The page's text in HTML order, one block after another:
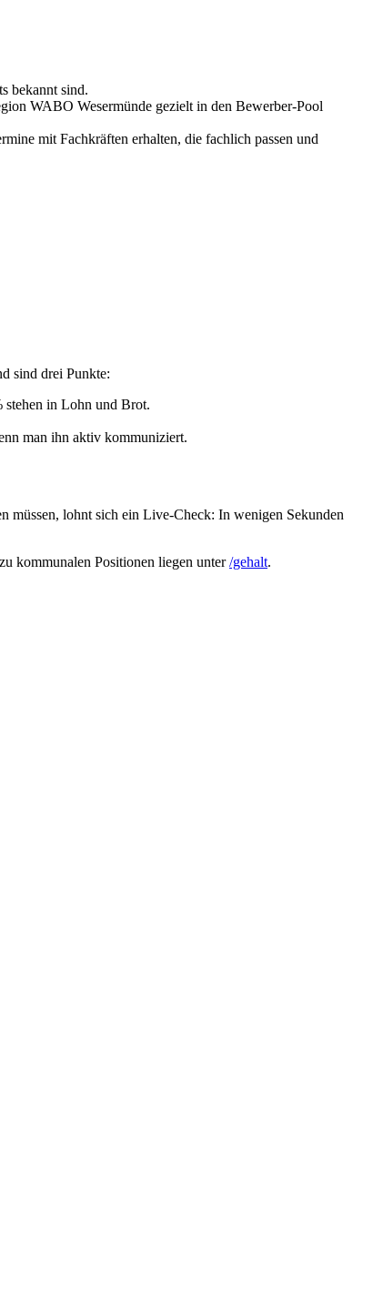
bekannt sind.
WABO Wesermünde gezielt in den Bewerber-Pool
mit Fachkräften erhalten, die fachlich passen und
sind drei Punkte:
stehen in Lohn und Brot.
man ihn aktiv kommuniziert.
müssen, lohnt sich ein Live-Check: In wenigen Sekunden
kommunalen Positionen liegen unter/gehalt.